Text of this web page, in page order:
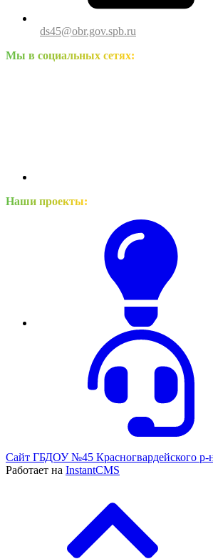
ds45@obr.gov.spb.ru
Мы в социальных сетях:
Наши проекты:
Сайт ГБДОУ №45 Красногвардейского
Работает на InstantCMS